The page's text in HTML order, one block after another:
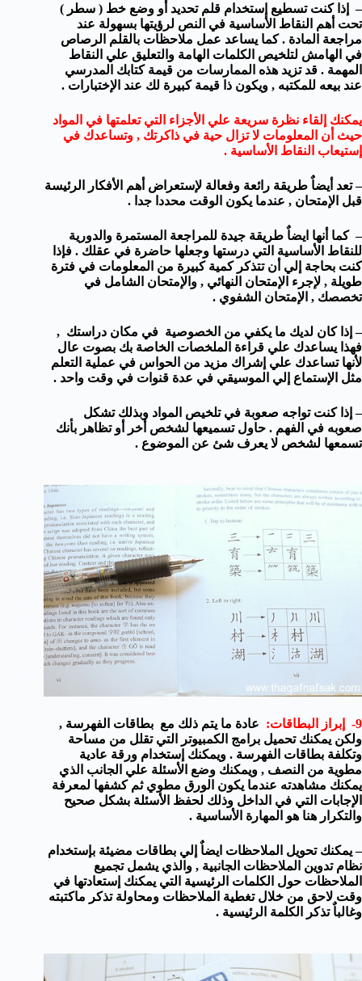
– إذا كنت تسطيع إستخدام قلم تحديد أو وضع خط ( سطر )
تحت أهم النقاط الأساسية في النص لرؤيتها بسهولة عند
مراجعة المادة . كما يساعد عمل ملاحظات بالقلم الرصاص
في الهامش لتلخيص الكلمات الهامة والتعليق علي النقاط
المهمة . قد تزيد هذه الممارسات من قيمة كتابك المدرسي
عند بيعه للمكتبه , ويكون ذا قيمة كبيرة لك عند الإختبارات .
يمكنك إلقاء نظرة سريعة علي الأجزاء التي تعلمتها في المواد
حيث أن المعلومات لا تزال حية في ذاكرتك , وتساعدك في
إستيعاب النقاط الأساسية .
– تعد أيضاٌ طريقة رائعة وفعالة لإستعراض أهم الأفكار الرئيسة
قبل الإمتحان , عندما يكون الوقت محددا جدا .
– كما أنها ايضاٌ طريقة جيدة للمراجعة المستمرة والدورية
للنقاط الأساسية التي درستها وجعلها حاضرة في عقلك . فإذا
كنت بحاجة إلي أن تتذكر كمية كبيرة من المعلومات في فترة
طويلة , لإجرء الإمتحان النهائي , والإمتحان الشامل في
تخصصك , الإمتحان الشفوي .
– إذا كان لديك ما يكفي من الخصوصية في مكان دراستك ,
فهذا يساعدك علي قراءة الملخصات الخاصة بك بصوت عال
لأنها تساعدك علي إشراك مزيد من الحواس في عملية التعلم
مثل الإستماع إلي الموسيقي في عدة قنوات في وقت واحد .
– إذا كنت تواجه صعوبة في تلخيص المواد وبذلك تشكل
صعوبه في الفهم . حاول تسميعها لشخص أخر أو تظاهر بأنك
تسمعها لشخص لا يعرف شئ عن الموضوع .
9- إبراز البطاقات:
عادة ما يتم ذلك مع بطاقات الفهرسة ,
ولكن يمكنك تحميل برامج الكمبيوتر التي تقلل من مساحة
وتكلفة بطاقات الفهرسة . ويمكنك إستخدام ورقة عادية
مطوية من النصف , ويمكنك وضع الأسئلة علي الجانب الذي
يمكنك مشاهدته عندما يكون الورق مطوي ثم كشفها لمعرفة
الإجابات التي في الداخل وذلك لحفظ الأسئلة بشكل صحيح
والتكرار هنا هو المهارة الأساسية .
– يمكنك تحويل الملاحظات ايضاٌ إلي بطاقات مضيئة بإستخدام
نظام تدوين الملاحظات الجانبية , والذي يشمل تجميع
الملاحظات حول الكلمات الرئيسية التي يمكنك إستعادتها في
وقت لاحق من خلال تغطية الملاحظات ومحاولة تذكر ماكتبته
وغالباٌ تذكر الكلمة الرئيسية .